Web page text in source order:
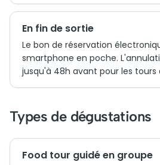
En fin de sortie
Le bon de réservation
smartphone en poche.
jusqu'à 48h avant pour les tours
Types de dégustations
Food tour guidé en groupe